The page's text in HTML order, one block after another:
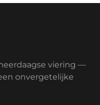
viering —
onvergetelijke